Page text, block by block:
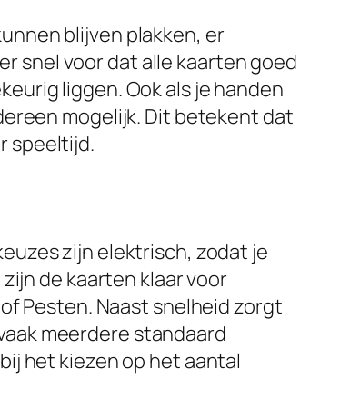
blijven plakken, er
snel voor dat alle kaarten goed
liggen. Ook als je handen
mogelijk. Dit betekent dat
speeltijd.
zijn elektrisch, zodat je
de kaarten klaar voor
Pesten. Naast snelheid zorgt
meerdere standaard
het kiezen op het aantal